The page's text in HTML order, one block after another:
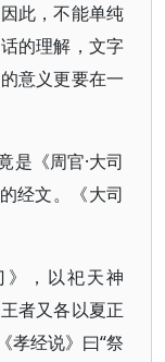
此，不能单纯
的理解，文字
意义更要在一
是《周官·大司
经文。《大司
，以祀天神
者又各以夏正
孝经说》曰“祭